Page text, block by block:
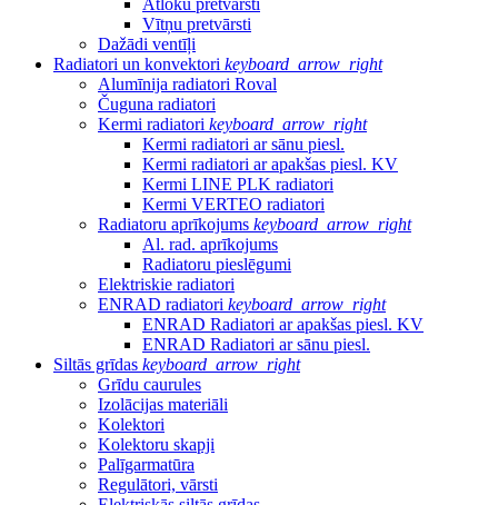
Atloku pretvārsti
Vītņu pretvārsti
Dažādi ventīļi
Radiatori un konvektori keyboard_arrow_right
Alumīnija radiatori Roval
Čuguna radiatori
Kermi radiatori keyboard_arrow_right
Kermi radiatori ar sānu piesl.
Kermi radiatori ar apakšas piesl. KV
Kermi LINE PLK radiatori
Kermi VERTEO radiatori
Radiatoru aprīkojums keyboard_arrow_right
Al. rad. aprīkojums
Radiatoru pieslēgumi
Elektriskie radiatori
ENRAD radiatori keyboard_arrow_right
ENRAD Radiatori ar apakšas piesl. KV
ENRAD Radiatori ar sānu piesl.
Siltās grīdas keyboard_arrow_right
Grīdu caurules
Izolācijas materiāli
Kolektori
Kolektoru skapji
Palīgarmatūra
Regulātori, vārsti